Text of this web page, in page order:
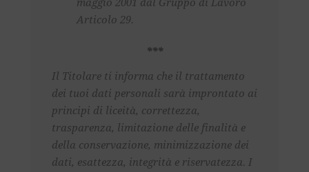
Articolo 29.
***
Il Titolare ti informa che il trattamento
dei tuoi dati personali sarà improntato ai
principi di liceità, correttezza,
trasparenza, limitazione delle finalità e
della conservazione, minimizzazione dei
dati, esattezza, integrità e riservatezza. I